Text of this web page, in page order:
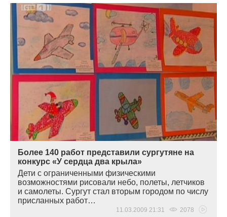
Более 140 работ представили сургутяне на
конкурс «У сердца два крыла»
Дети с ограниченными физическими
возможностями рисовали небо, полеты, летчиков
и самолеты. Сургут стал вторым городом по числу
присланных работ…
11.03.2009 21:31 2078